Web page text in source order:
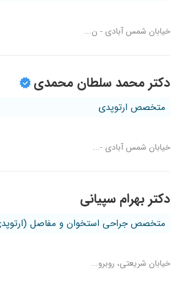
خیابان شمس آبادی - ن...
دکتر محمد سلطان محمدی
متخصص ارتوپدی
دکتر بهرام سپیانی
متخصص جراحی استخوان و مفاصل
خیابان شریعتی، روبرو...